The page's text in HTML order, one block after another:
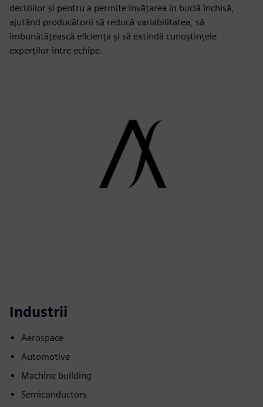
deciziilor și pentru a permite învățarea în buclă închisă,
ajutând producătorii să reducă variabilitatea, să
îmbunătățească eficiența și să extindă cunoștințele
experților între echipe.
Industrii
Aerospace
Automotive
Machine building
Semiconductors